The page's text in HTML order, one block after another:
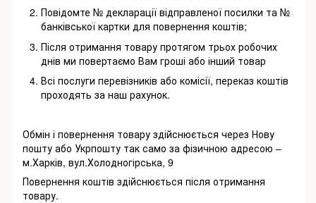
Повідомте № декларації відправленої посилки та №
банківської картки для повернення коштів;
Після отримання товару протягом трьох робочих
днів ми повертаємо Вам гроші або інший товар
Всі послуги перевізників або комісії, переказ коштів
проходять за наш рахунок.
Обмін і повернення товару здійснюється через Нову
пошту або Укрпошту так само за фізичною адресою –
м.Харків, вул.Холодногірська, 9
Повернення коштів здійснюється після отримання
товару.